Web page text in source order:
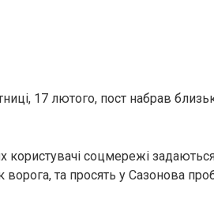
17 лютого, пост набрав
користувачі соцмережі
ворога, та просять у Сазонова